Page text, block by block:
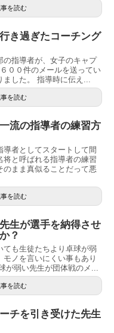
を読む
き過ぎたコーチング
の指導者が、女子のキャプ
００件のメールを送ってい
ました。 指導時に伝え...
を読む
流の指導者の練習方
導者としてスタートして間
将と呼ばれる指導者の練習
のまま真似ることだって悪
を読む
生が選手を納得させ
？
ても生徒たちより卓球が弱
ノを言いにくい事もあり
が弱い先生が団体戦のメ...
を読む
チを引き受けた先生